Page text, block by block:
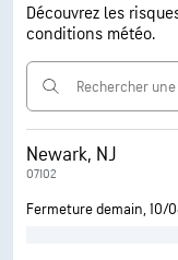
Découvrez les
conditions météo.
Newark, NJ
07102
Fermeture demain, 10/